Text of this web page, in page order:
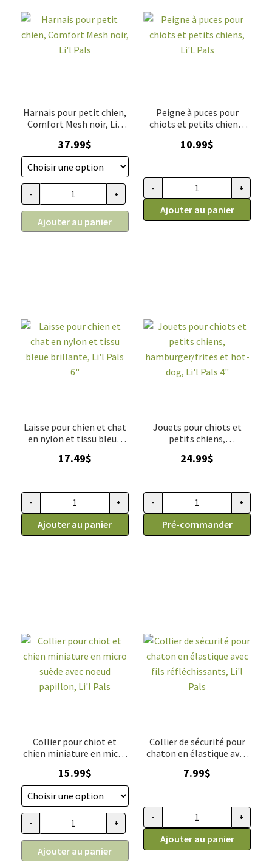
Harnais pour petit chien,
Comfort Mesh noir, Li'l
37.99$
quantité de Harnais pour petit chien, Comfort Mesh noir, Li'l
- +
Ajouter au panier
Peigne à puces pour
chiots et petits chiens,
10.99$
quantité de Peigne à puces
- +
Ajouter au panier
Laisse pour chien et chat
en nylon et tissu bleue
17.49$
quantité de Laisse pour chien et chat en nylon et tissu
- +
Ajouter au panier
Jouets pour chiots et
petits chiens,
dog, Li'l Pals 4"
24.99$
quantité de Jouets pour
- +
Pré-commander
Collier pour chiot et
chien miniature en micro
papillon, Li'l Pals
15.99$
quantité de Collier pour chiot et chien miniature en micro
- +
Ajouter au panier
Collier de sécurité pour
chaton en élastique avec
Pals
7.99$
quantité de Collier de sécurité
- +
Ajouter au panier